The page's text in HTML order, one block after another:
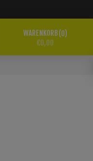
WARENKORB 0
€0,00